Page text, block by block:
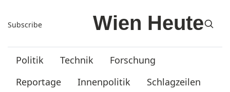
Subscribe
Politik Technik
Forschung
Reportage
Innenpolitik
Schlagzeilen